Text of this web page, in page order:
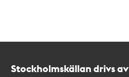
Stockholmskällan drivs av